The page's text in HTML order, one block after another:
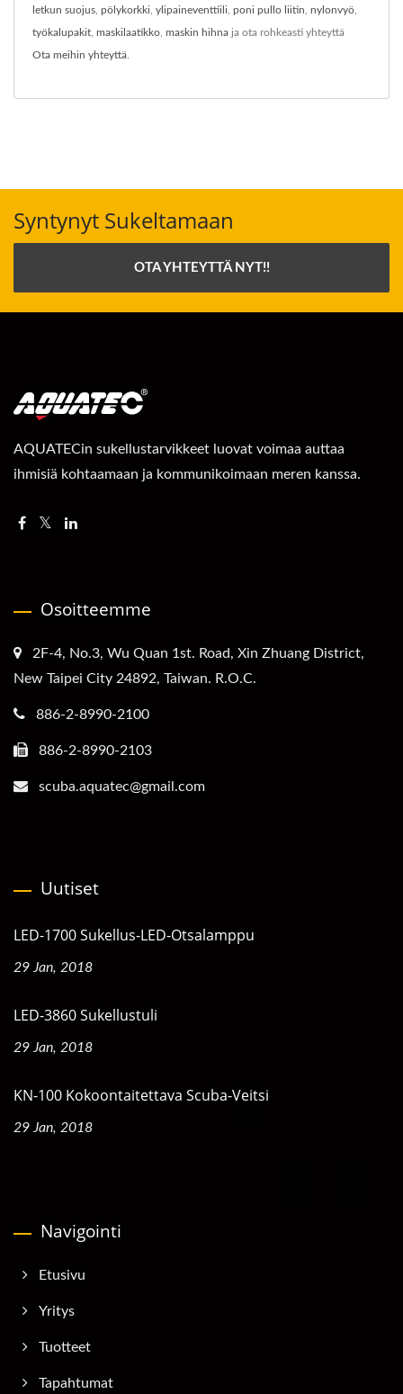
letkun suojus pölykorkki ylipaineventtiili poni pullo liitin nylonvyö
työkalupakit maskilaatikko maskin hihna ja ota rohkeasti yhteyttä
Ota meihin yhteyttä
Syntynyt Sukeltamaan
OTA YHTEYTTÄ NYT!!
AQUATECin sukellustarvikkeet luovat voimaa auttaa
ihmisiä kohtaamaan ja kommunikoimaan meren kanssa.
Osoitteemme
2F-4, No.3, Wu Quan 1st. Road, Xin Zhuang District,
New Taipei City 24892, Taiwan. R.O.C.
886-2-8990-2100
886-2-8990-2103
scuba.aquatec@gmail.com
Uutiset
LED-1700 Sukellus-LED-Otsalamppu
29 Jan, 2018
LED-3860 Sukellustuli
29 Jan, 2018
KN-100 Kokoontaitettava Scuba-Veitsi
29 Jan, 2018
Navigointi
Etusivu
Yritys
Tuotteet
Tapahtumat